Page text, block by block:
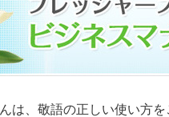
は、敬語の正しい使い方